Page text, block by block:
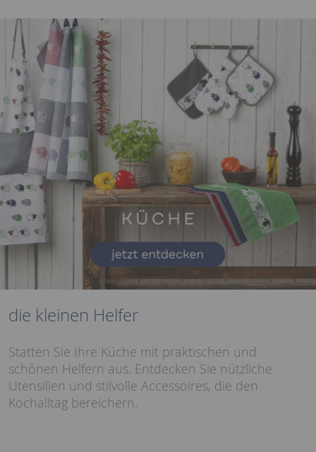
die kleinen Helfer
Statten Sie Ihre Küche mit praktischen und
schönen Helfern aus. Entdecken Sie nützliche
Utensilien und stilvolle Accessoires, die den
Kochalltag bereichern.